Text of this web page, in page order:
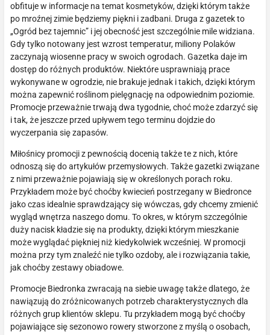
obfituje w informacje na temat kosmetyków, dzięki którym także
po mroźnej zimie będziemy piękni i zadbani. Druga z gazetek to
„Ogród bez tajemnic” i jej obecność jest szczególnie mile widziana.
Gdy tylko notowany jest wzrost temperatur, miliony Polaków
zaczynają wiosenne pracy w swoich ogrodach. Gazetka daje im
dostęp do różnych produktów. Niektóre usprawniają prace
wykonywane w ogrodzie, nie brakuje jednak i takich, dzięki którym
można zapewnić roślinom pielęgnację na odpowiednim poziomie.
Promocje przeważnie trwają dwa tygodnie, choć może zdarzyć się
i tak, że jeszcze przed upływem tego terminu dojdzie do
wyczerpania się zapasów.
Miłośnicy promocji z pewnością docenią także te z nich, które
odnoszą się do artykułów przemysłowych. Także gazetki związane
z nimi przeważnie pojawiają się w określonych porach roku.
Przykładem może być choćby kwiecień postrzegany w Biedronce
jako czas idealnie sprawdzający się wówczas, gdy chcemy zmienić
wygląd wnętrza naszego domu. To okres, w którym szczególnie
duży nacisk kładzie się na produkty, dzięki którym mieszkanie
może wyglądać piękniej niż kiedykolwiek wcześniej. W promocji
można przy tym znaleźć nie tylko ozdoby, ale i rozwiązania takie,
jak choćby zestawy obiadowe.
Promocje Biedronka zwracają na siebie uwagę także dlatego, że
nawiązują do zróżnicowanych potrzeb charakterystycznych dla
różnych grup klientów sklepu. Tu przykładem mogą być choćby
pojawiające się sezonowo rowery stworzone z myślą o osobach,